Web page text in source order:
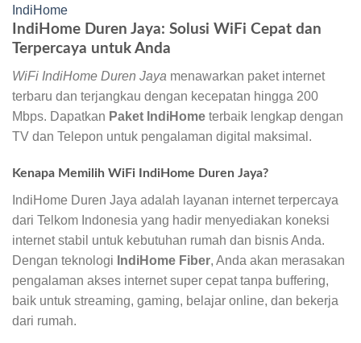
IndiHome
IndiHome Duren Jaya: Solusi WiFi Cepat dan
Terpercaya untuk Anda
WiFi IndiHome Duren Jaya menawarkan paket internet
terbaru dan terjangkau dengan kecepatan hingga 200
Mbps. Dapatkan Paket IndiHome terbaik lengkap dengan
TV dan Telepon untuk pengalaman digital maksimal.
Kenapa Memilih WiFi IndiHome Duren Jaya?
IndiHome Duren Jaya adalah layanan internet terpercaya
dari Telkom Indonesia yang hadir menyediakan koneksi
internet stabil untuk kebutuhan rumah dan bisnis Anda.
Dengan teknologi IndiHome Fiber, Anda akan merasakan
pengalaman akses internet super cepat tanpa buffering,
baik untuk streaming, gaming, belajar online, dan bekerja
dari rumah.